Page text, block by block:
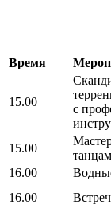
Время
15.00
с
15.00
танцам
16.00
16.00